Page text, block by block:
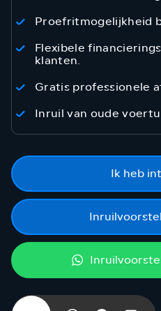
Proefritmogelijkheid
Flexibele
klanten.
Gratis professionele
Inruil van oude
Ik heb